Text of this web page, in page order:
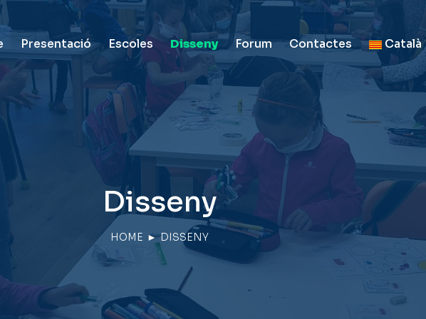
Presentació Escoles Disseny Forum Contactes Català
Disseny
HOME ► DISSENY